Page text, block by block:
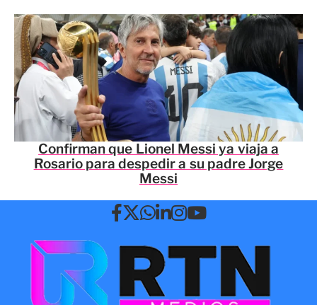
Confirman que Lionel Messi ya viaja a
Rosario para despedir a su padre Jorge
Messi